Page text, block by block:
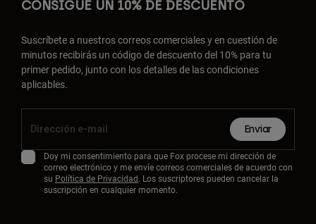
CONSIGUE UN 10% DE DESCUENTO
Suscríbete a nuestros correos comerciales y en cuestión de
minutos recibirás un código de descuento del 10% para tu
primer pedido, junto con los detalles de las condiciones
aplicables.
Enviar
Doy mi consentimiento para que Fox procese mi dirección de
correo electrónico y me envíe correos comerciales de acuerdo con
su Política de Privacidad. Los suscriptores pueden cancelar la
suscripción en cualquier momento.